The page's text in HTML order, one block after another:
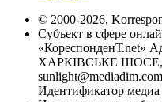
© 2000-2026,
Субъект в сфере
«КореспонденТ.net»
ХАРКІВСЬКЕ ШОСЕ,
Идентификатор